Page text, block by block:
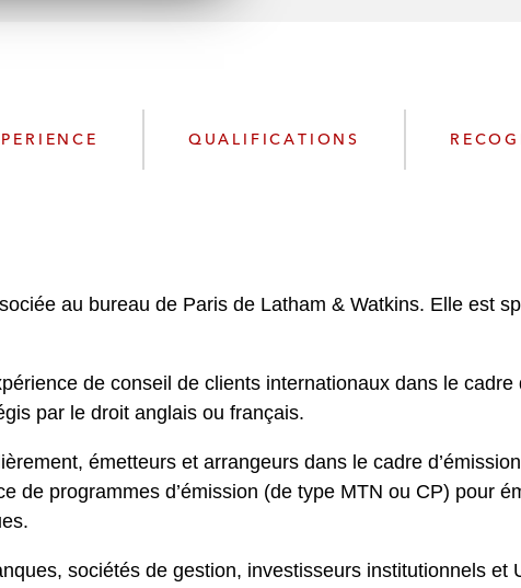
QUALIFICATIONS
au bureau de Paris de Latham & Watkins. Elle est
de conseil de clients internationaux dans le
par le droit anglais ou français.
émetteurs et arrangeurs dans le cadre
de programmes d’émission (de type MTN ou CP) pour
sociétés de gestion, investisseurs institutionnels